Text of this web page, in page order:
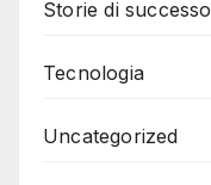
Storie di successo
Tecnologia
Uncategorized